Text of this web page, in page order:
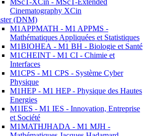
MScT-XCin - MScT-Extended
Cinematography XCin
(DNM)
M1APPMATH - M1 APPMS -
Mathématiques Appliquées et Statistiques
M1BIOHEA - M1 BH - Biologie et Santé
M1CHEINT - M1 CI - Chimie et
Interfaces
M1CPS - M1 CPS - Système Cyber
Physique
M1HEP - M1 HEP - Physique des Hautes
Energies
M1IES - M1 IES - Innovation, Entreprise
et Société
M1MATHJHADA - M1 MJH -